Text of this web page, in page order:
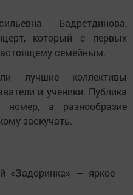
Бадретдинова,
который с первых
семейным.
лучшие коллективы
и ученики. Публика
а разнообразие
заскучать.
«Задоринка» — яркое